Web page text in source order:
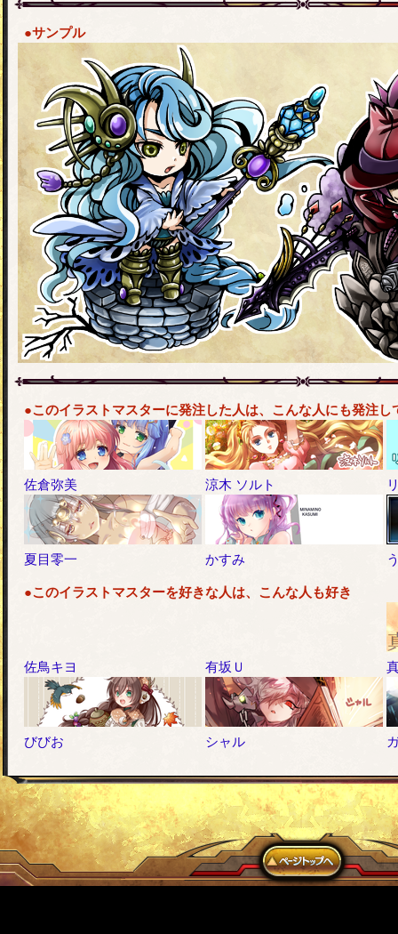
●サンプル
●このイラストマスターに発注した人は、こんな人にも発注し
佐倉弥美 涼木 ソルト
夏目零一 かすみ
●このイラストマスターを好きな人は、こんな人も好き
佐鳥キヨ 有坂Ｕ
びびお シャル